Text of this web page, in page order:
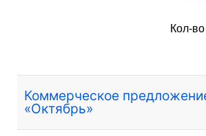
Кол-во
Коммерческое
«Октябрь»